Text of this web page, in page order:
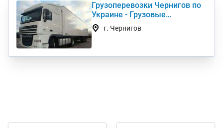
Грузоперевозки Чернигов по
Украине - Грузовые
автоперевозки дешево
г. Чернигов